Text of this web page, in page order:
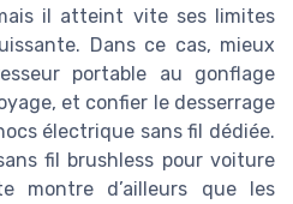
il atteint vite ses limites
Dans ce cas, mieux
portable au gonflage
et confier le desserrage
électrique sans fil dédiée.
fil brushless pour voiture
montre d’ailleurs que les